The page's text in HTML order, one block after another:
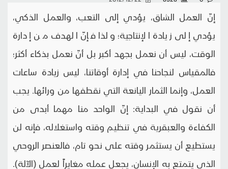
إنّ العمل الشاق، يؤدي إلى التعب، والعمل الذكي،
يؤدي إلى زيادة الإنتاجية؛ ولذا فإنّ الهدف من إدارة
الوقت، ليس أن نعمل بجهد أكبر بل أنّ نعمل بذكاء أكثر؛
فالمقياس لنجاحنا في إدارة أوقاتنا، ليس زيادة ساعات
العمل، وإنما الثمار اليانعة التي نقطفها من ورائها. يجب
أن نقول في البداية: إنّ الواحد منا مهما أبدى من
الكفاءة والعبقرية في تنظيم وقته واستغلاله، فإنه لن
يستطيع أن يستثمر وقته على نحو تام، فالعنصر الروحي
الذي يتمتع به الإنسان، يجعل عمله مغايراً لعمل (الآلة).